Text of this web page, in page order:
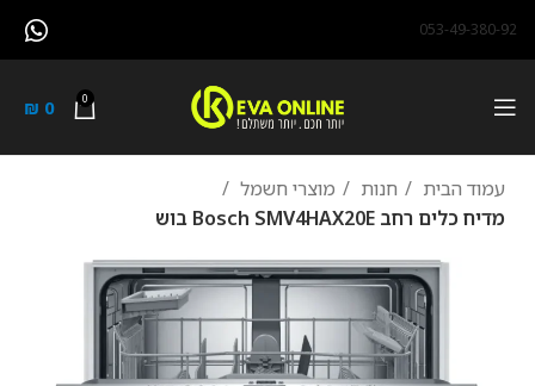
053-49-380-92
0
₪ 0
עמוד הבית חנות
מוצרי חשמל
מדיח כלים ‏רחב Bosch SMV4HAX20E בוש